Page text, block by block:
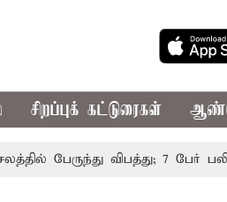
சிறப்புக் கட்டுரைகள்
பேருந்து விபத்து; 7 பேர் பலி -